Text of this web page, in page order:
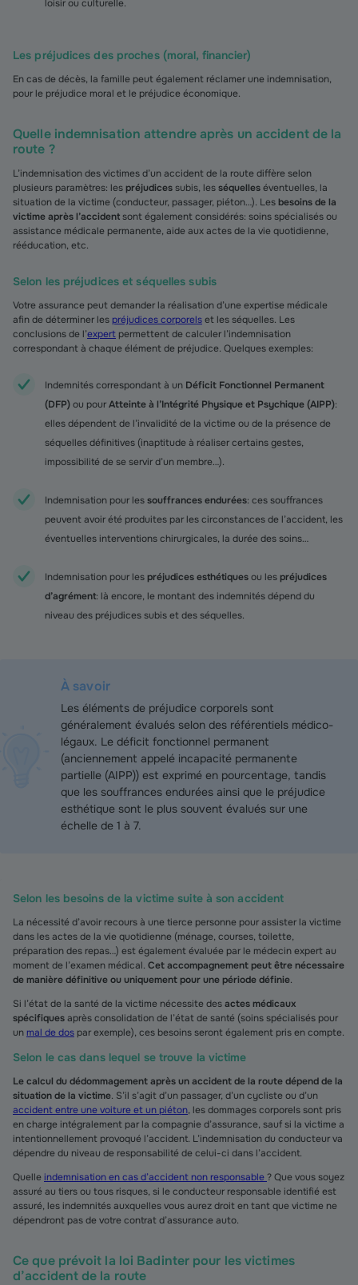
loisir ou culturelle.
Les préjudices des proches (moral, financier)
En cas de décès, la famille peut également réclamer une indemnisation,
pour le préjudice moral et le préjudice économique.
Quelle indemnisation attendre après un accident de la
route ?
L’indemnisation des victimes d’un accident de la route diffère selon
plusieurs paramètres: lespréjudicessubis, lesséquelleséventuelles, la
situation de la victime (conducteur, passager, piéton…). Lesbesoins de la
victime après l’accidentsont également considérés: soins spécialisés ou
assistance médicale permanente, aide aux actes de la vie quotidienne,
rééducation, etc.
Selon les préjudices et séquelles subis
Votre assurance peut demander la réalisation d’une expertise médicale
afin de déterminer les préjudices corporelset les séquelles. Les
conclusions de l’expert permettent de calculer l’indemnisation
correspondant à chaque élément de préjudice. Quelques exemples:
Indemnités correspondant à un Déficit Fonctionnel Permanent
(DFP)ou pourAtteinte à l’Intégrité Physique et Psychique (AIPP):
elles dépendent de l’invalidité de la victime ou de la présence de
séquelles définitives (inaptitude à réaliser certains gestes,
impossibilité de se servir d’un membre…).
Indemnisation pour lessouffrances endurées: ces souffrances
peuvent avoir été produites par les circonstances de l’accident, les
éventuelles interventions chirurgicales, la durée des soins…
Indemnisation pour lespréjudices esthétiquesou lespréjudices
d’agrément: là encore, le montant des indemnités dépend du
niveau des préjudices subis et des séquelles.
À savoir
Les éléments de préjudice corporels sont
généralement évalués selon des référentiels médico-
légaux. Le déficit fonctionnel permanent
(anciennement appelé incapacité permanente
partielle (AIPP)) est exprimé en pourcentage, tandis
que les souffrances endurées ainsi que le préjudice
esthétique sont le plus souvent évalués sur une
échelle de 1 à 7.
Selon les besoins de la victime suite à son accident
La nécessité d’avoir recours à une tierce personne pour assister la victime
dans les actes de la vie quotidienne (ménage, courses, toilette,
préparation des repas…) est également évaluée par le médecin expert au
moment de l’examen médical. Cet accompagnement peut être nécessaire
de manière définitive ou uniquement pour une période définie.
Si l’état de la santé de la victime nécessite desactes médicaux
spécifiquesaprès consolidation de l’état de santé (soins spécialisés pour
un mal de dos par exemple), ces besoins seront également pris en compte.
Selon le cas dans lequel se trouve la victime
Le calcul du dédommagement après un accident de la route dépend de la
situation de la victime. S’il s’agit d’un passager, d’un cycliste ou d’un
accident entre une voiture et un piéton, les dommages corporels sont pris
en charge intégralement par la compagnie d’assurance, sauf si la victime a
intentionnellement provoqué l’accident. L’indemnisation du conducteur va
dépendre du niveau de responsabilité de celui-ci dans l’accident.
Quelle indemnisation en cas d’accident non responsable ? Que vous soyez
assuré au tiers ou tous risques, si le conducteur responsable identifié est
assuré, les indemnités auxquelles vous aurez droit en tant que victime ne
dépendront pas de votre contrat d’assurance auto.
Ce que prévoit la loi Badinter pour les victimes
d’accident de la route